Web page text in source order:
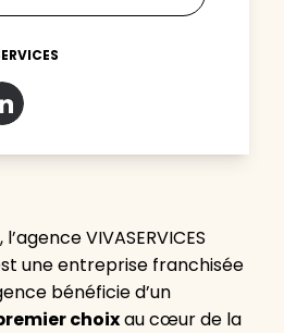
VIVASERVICES
une entreprise franchisée
bénéficie d’un
choixau cœur de la